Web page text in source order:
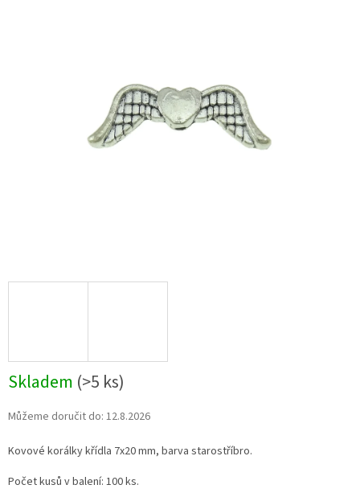
Skladem (>5 ks)
Můžeme doručit do: 12.8.2026
Kovové korálky křídla 7x20 mm, barva starostříbro.
Počet kusů v balení: 100 ks.